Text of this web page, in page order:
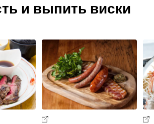
и выпить виски